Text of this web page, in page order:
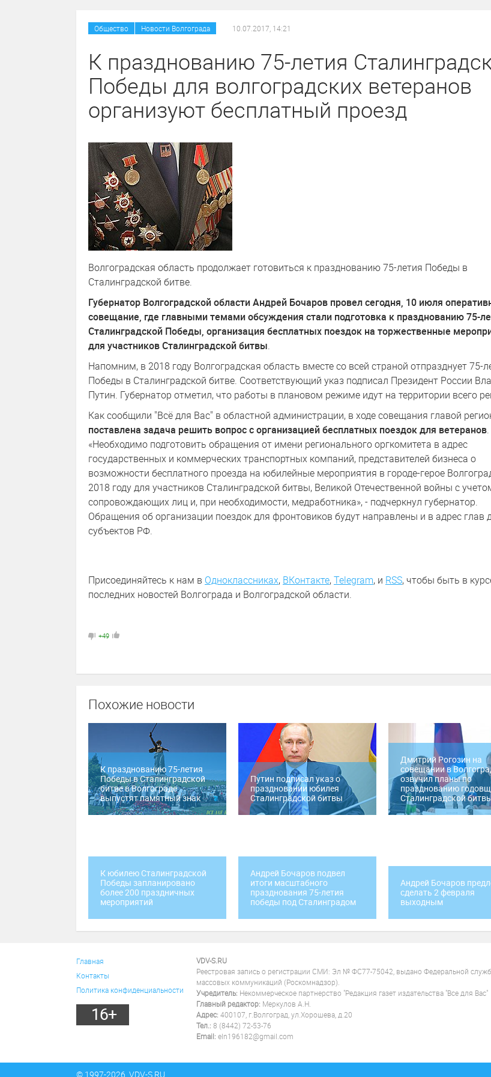
Общество Новости Волгограда 10.07.2017, 14:21
К празднованию 75-летия
Победы для волгоградских ветеранов
организуют бесплатный проезд
Волгоградская область продолжает готовиться к празднованию 75-летия Победы в
Сталинградской битве.
Губернатор Волгоградской области Андрей Бочаров провел сегодня, 10 июля
совещание, где главными темами обсуждения стали подготовка к празднованию 75-
Сталинградской Победы, организация бесплатных поездок на торжественные
для участников Сталинградской битвы.
Напомним, в 2018 году Волгоградская область вместе со всей страной отпразднует 75-
Победы в Сталинградской битве. Соответствующий указ подписал Президент России
Путин. Губернатор отметил, что работы в плановом режиме идут на территории всего
Как сообщили "Всё для Вас" в областной администрации, в ходе совещания главой
поставлена задача решить вопрос с организацией бесплатных поездок для ветеранов.
«Необходимо подготовить обращения от имени регионального оргкомитета в адрес
государственных и коммерческих транспортных компаний, представителей бизнеса о
возможности бесплатного проезда на юбилейные мероприятия в городе-герое
2018 году для участников Сталинградской битвы, Великой Отечественной войны с
сопровождающих лиц и, при необходимости, медработника», - подчеркнул губернатор.
Обращения об организации поездок для фронтовиков будут направлены и в адрес глав
субъектов РФ.
Присоединяйтесь к нам в Одноклассниках, ВКонтакте,Telegram, и RSS, чтобы быть в
последних новостей Волгограда и Волгоградской области.
+49
Похожие новости
К празднованию 75-летия
Победы в Сталинградской
битве в Волгограде
выпустят памятный знак
Путин подписал указ о
праздновании юбилея
Сталинградской битвы
Дмитрий Рогозин на
совещании в
озвучил планы по
празднованию
Сталинградской
К юбилею Сталинградской
Победы запланировано
более 200 праздничных
мероприятий
Андрей Бочаров подвел
итоги масштабного
празднования 75-летия
победы под Сталинградом
Андрей Бочаров
сделать 2 февраля
выходным
Главная
Контакты
Политика конфиденциальности
16+
VDV-S.RU
Реестровая запись о регистрации СМИ: Эл № ФС77-75042, выдано Федеральной
массовых коммуникаций (Роскомнадзор).
Учредитель: Некоммерческое партнерство "Редакция газет издательства "Все для Вас"
Главный редактор: Меркулов А.Н.
Адрес: 400107, г.Волгоград, ул.Хорошева, д.20
Тел.: 8 (8442) 72-53-76
Email: eln196182@gmail.com
© 1997-2026, VDV-S.RU